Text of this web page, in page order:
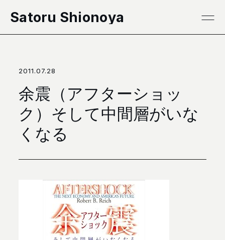
Satoru Shionoya
2011.07.28
余震（アフターショッ
ク）そして中間層がいな
くなる